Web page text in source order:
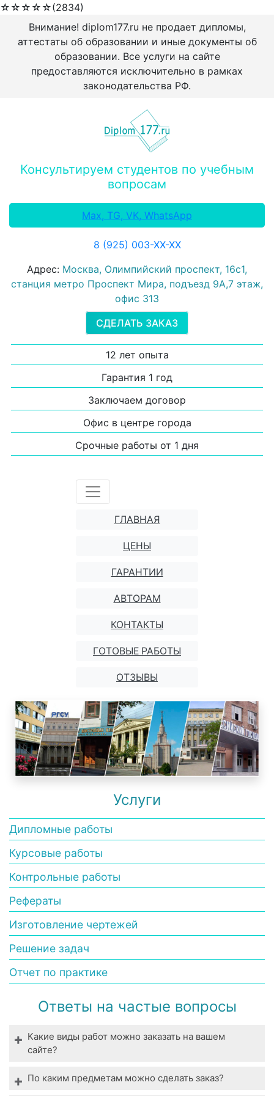
☆ ☆ ☆ ☆ ☆(2834)
Внимание! diplom177.ru не продает дипломы,
аттестаты об образовании и иные документы об
образовании. Все услуги на сайте
предоставляются исключительно в рамках
законодательства РФ.
Консультируем студентов по учебным
вопросам
Max, TG, VK, WhatsApp
8 (925) 003-ХХ-ХХ
Адрес: Москва, Олимпийский проспект, 16с1,
станция метро Проспект Мира, подъезд 9А,7 этаж,
офис 313
СДЕЛАТЬ ЗАКАЗ
12 лет опыта
Гарантия 1 год
Заключаем договор
Офис в центре города
Срочные работы от 1 дня
ГЛАВНАЯ
ЦЕНЫ
ГАРАНТИИ
АВТОРАМ
КОНТАКТЫ
ГОТОВЫЕ РАБОТЫ
ОТЗЫВЫ
Услуги
Дипломные работы
Курсовые работы
Контрольные работы
Рефераты
Изготовление чертежей
Решение задач
Отчет по практике
Ответы на частые вопросы
Какие виды работ можно заказать на вашем
сайте?
Мы выполняем все виды студенческих работ. У
По каким предметам можно сделать заказ?